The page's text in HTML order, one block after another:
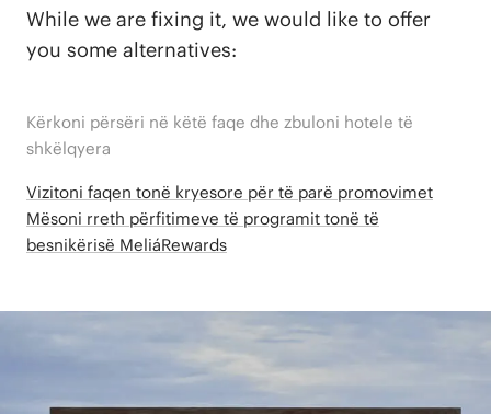
While we are fixing it, we would like to offer
you some alternatives:
Kërkoni përsëri në këtë faqe dhe zbuloni hotele të
shkëlqyera
Vizitoni faqen tonë kryesore për të parë promovimet
Mësoni rreth përfitimeve të programit tonë të
besnikërisë MeliáRewards